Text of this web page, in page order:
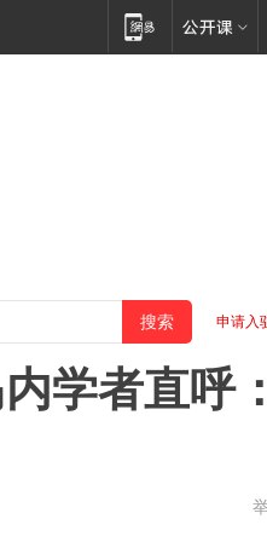
申请入
学者直呼